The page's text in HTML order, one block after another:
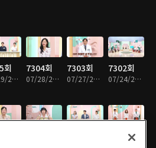
회
07/29/2026 • 52분
7304회
07/28/2026 • 51분
7303회
07/27/2026 • 51분
7302회
07/24/2026 • 52분
7296회